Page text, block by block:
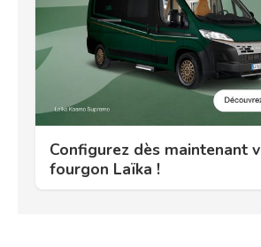
Configurez dès maintenant
fourgon Laïka !